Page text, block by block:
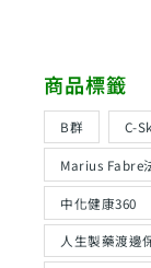
商品標籤
B群 C-
Marius Fabre
中化健康360
人生製藥渡邊